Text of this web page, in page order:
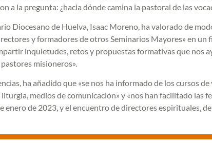
a la pregunta: ¿hacia dónde camina la pastoral de las
Diocesano de Huelva, Isaac Moreno, ha valorado de
y formadores de otros Seminarios Mayores» en un
inquietudes, retos y propuestas formativas que nos
misioneros».
ha añadido que «se nos ha informado de los cursos
medios de comunicación» y «nos han facilitado las
enero de 2023, y el encuentro de directores espirituales,